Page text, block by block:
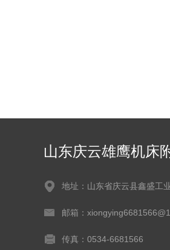
山东庆云雄鹰机床
地址：山东省庆云县鑫盛工
邮箱：
传真：0534-6681566